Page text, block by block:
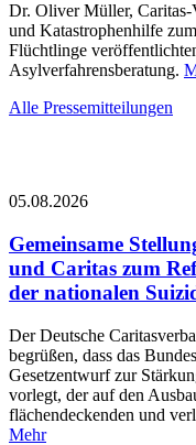
Dr. Oliver Müller,
und Katastrophenhilfe
Flüchtlinge
Asylverfahrensberatung.
Alle Pressemitteilungen
05.08.2026
Gemeinsame
und Caritas zum
der nationalen
Der Deutsche
begrüßen, dass das
Gesetzentwurf zur
vorlegt, der auf den
flächendeckenden und
Mehr